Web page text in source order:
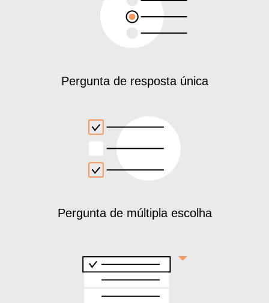
Pergunta de resposta única
Pergunta de múltipla escolha